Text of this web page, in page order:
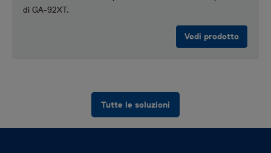
di GA-92XT.
Vedi prodotto
Tutte le soluzioni